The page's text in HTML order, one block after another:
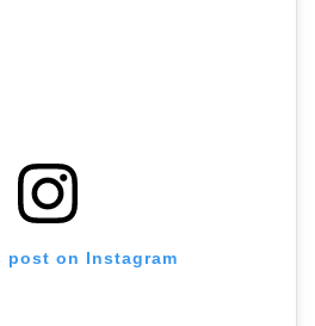
post on Instagram